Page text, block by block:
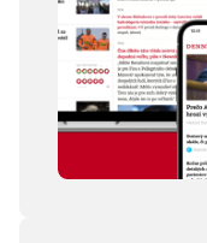
kritika
hore.
tisíckami
aj v